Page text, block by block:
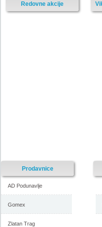
Redovne akcije
Prodavnice
AD Podunavlje
Gomex
Zlatan Trag